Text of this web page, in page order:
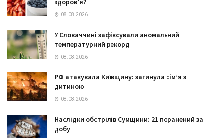
здоров’я?
08.08.2026
У Словаччині зафіксували аномальний
температурний рекорд
08.08.2026
РФ атакувала Київщину: загинула сім’я з
дитиною
08.08.2026
Наслідки обстрілів Сумщини: 21 поранений за
добу